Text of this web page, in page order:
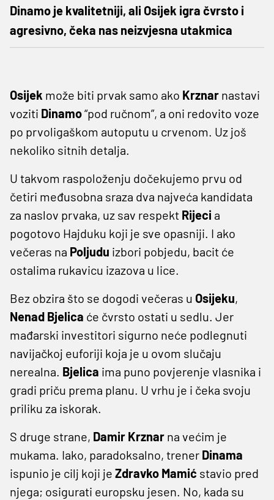
Dinamo je kvalitetniji, ali Osijek igra čvrsto i
agresivno, čeka nas neizvjesna utakmica
Osijek može biti prvak samo ako Krznar nastavi
voziti Dinamo“pod ručnom”, a oni redovito voze
po prvoligaškom autoputu u crvenom. Uz još
nekoliko sitnih detalja.
U takvom raspoloženju dočekujemo prvu od
četiri međusobna sraza dva najveća kandidata
za naslov prvaka, uz sav respekt Rijeci a
pogotovo Hajduku koji je sve opasniji. I ako
večeras na Poljudu izbori pobjedu, bacit će
ostalima rukavicu izazova u lice.
Bez obzira što se dogodi večeras u Osijeku,
Nenad Bjelica će čvrsto ostati u sedlu. Jer
mađarski investitori sigurno neće podlegnuti
navijačkoj euforiji koja je u ovom slučaju
nerealna. Bjelica ima puno povjerenje vlasnika i
gradi priču prema planu. U vrhu je i čeka svoju
priliku za iskorak.
S druge strane, Damir Krznar na većim je
mukama. Iako, paradoksalno, trener Dinama
ispunio je cilj koji je Zdravko Mamić stavio pred
njega; osigurati europsku jesen. No, kada su